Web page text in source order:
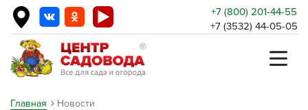
+7 (800) 201-44-55
+7 (3532) 44-05-05
Главная Новости